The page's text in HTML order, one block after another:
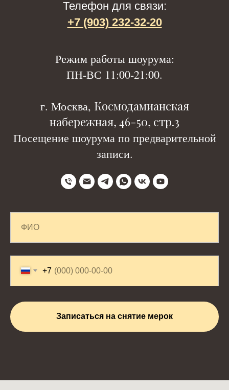
Телефон для связи:
+7 (903) 232-32-20
Режим работы шоурума:
ПН-ВС 11:00-21:00.
г. Москва, Космодамианская
набережная, 46-50, стр.3
Посещение шоурума по предварительной
записи.
+7
Записаться на снятие мерок